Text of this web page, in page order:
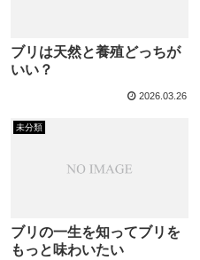
ブリは天然と養殖どっちが
いい？
2026.03.26
未分類
ブリの一生を知ってブリを
もっと味わいたい